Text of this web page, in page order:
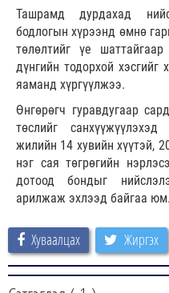
Ташрамд дурдахад
бодлогын хүрээнд өмнө
төлөлтийг үе
дүнгийн тодорхой хэсгийг
яаманд хүргүүлжээ.
Өнгөрөгч гуравдугаар
төслийг
жилийн 14 хувийн хүүтэй,
нэг сая төгрөгийн
дотоод бондыг
арилжаж эхлээд байгаа юм.
Хуваалцах Жиргэх